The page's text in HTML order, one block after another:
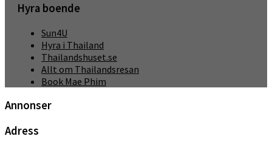
Hyra boende
Sun4U
Hyra i Thailand
Thailandshuset.se
Allt om Thailandsresan
Book Mae Phim
Annonser
Adress